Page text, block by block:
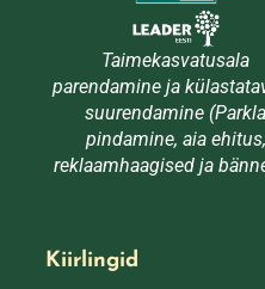
Taimekasvatusala
parendamine ja
suurendamine (Parkla
pindamine, aia ehitus,
reklaamhaagised ja
Kiirlingid